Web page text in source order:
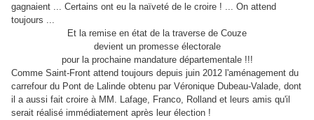
gagnaient ... Certains ont eu la naïveté de le croire ! ... On attend
toujours ...
Et la remise en état de la traverse de Couze
devient un promesse électorale
pour la prochaine mandature départementale !!!
Comme Saint-Front attend toujours depuis juin 2012 l'aménagement du
carrefour du Pont de Lalinde obtenu par Véronique Dubeau-Valade, dont
il a aussi fait croire à MM. Lafage, Franco, Rolland et leurs amis qu'il
serait réalisé immédiatement après leur élection !